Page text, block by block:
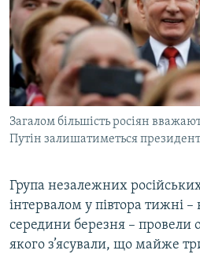
МУЛЬТИМЕДІА
ФОТО
СПЕЦПРОЄКТИ
ПОДКАСТИ
КРИМ РЕАЛІЇ
УКР
КТАТ
Загалом більшість росіян
Путін залишатиметься
Група незалежних російських
інтервалом у півтора тижні –
середини березня – провели
якого з’ясували, що майже